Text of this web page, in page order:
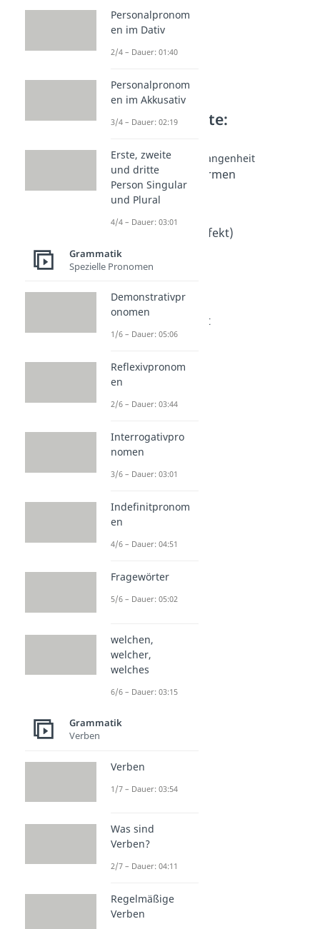
Weitere Inhalte:
Zeitformen der Vergangenheit
Vergangenheitsformen
Dauer: 05:18
1. Vergangenheit
Dauer: 04:12
Präteritum (Imperfekt)
2. Vergangenheit
Perfekt (Zeitform)
Präteritum Perfekt
Dauer: 03:47
Dauer: 03:38
Personalpronom
en im Dativ
2/4 – Dauer: 01:40
Personalpronom
en im Akkusativ
3/4 – Dauer: 02:19
Erste, zweite
und dritte
Person Singular
und Plural
4/4 – Dauer: 03:01
Grammatik
Spezielle Pronomen
Demonstrativpr
onomen
1/6 – Dauer: 05:06
Reflexivpronom
en
2/6 – Dauer: 03:44
Interrogativpro
nomen
3/6 – Dauer: 03:01
Indefinitpronom
en
4/6 – Dauer: 04:51
Fragewörter
5/6 – Dauer: 05:02
welchen,
welcher,
welches
6/6 – Dauer: 03:15
Grammatik
Verben
Verben
1/7 – Dauer: 03:54
Was sind
Verben?
2/7 – Dauer: 04:11
Regelmäßige
Verben